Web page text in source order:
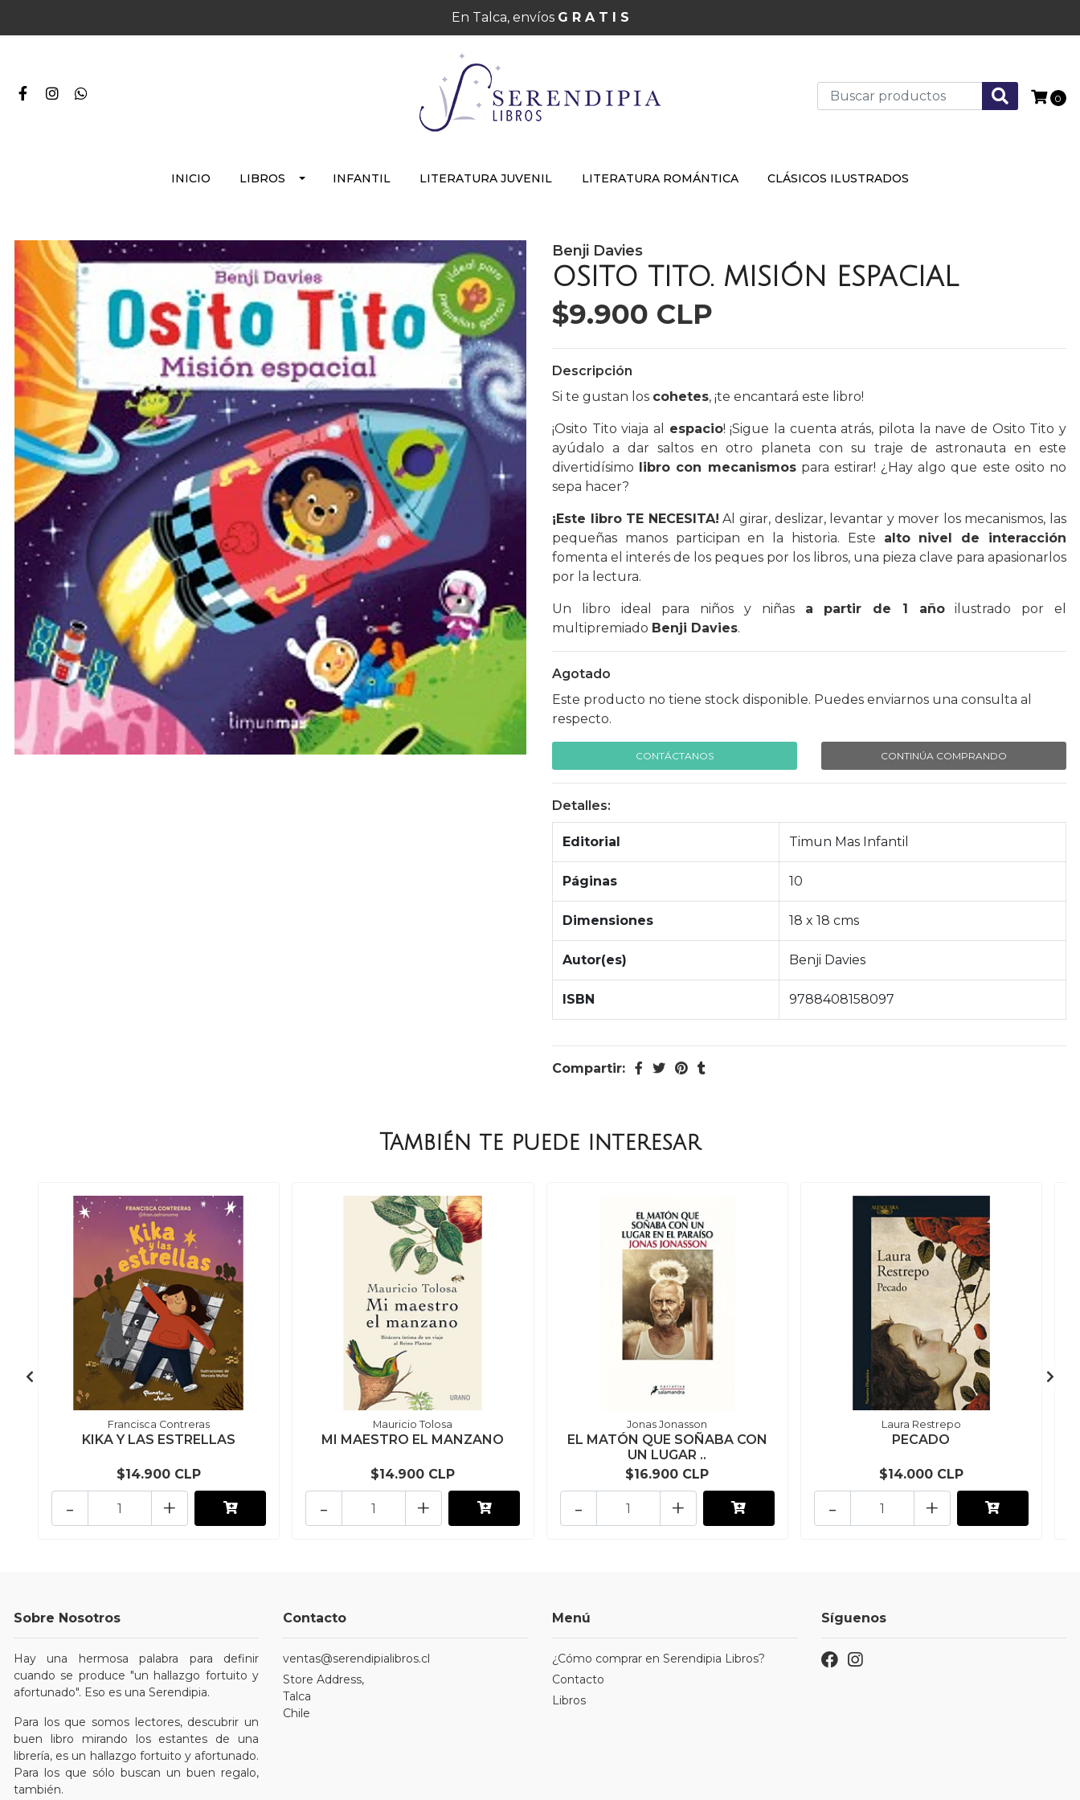
En Talca, envíos G R A T I S
0
INICIO LIBROS INFANTIL LITERATURA JUVENIL LITERATURA ROMÁNTICA CLÁSICOS ILUSTRADOS
Benji Davies
OSITO TITO. MISIÓN ESPACIAL
$9.900 CLP
Descripción
Si te gustan los cohetes, ¡te encantará este libro!
¡Osito Tito viaja al espacio! ¡Sigue la cuenta atrás, pilota la nave de Osito Tito y
ayúdalo a dar saltos en otro planeta con su traje de astronauta en este
divertidísimo libro con mecanismospara estirar! ¿Hay algo que este osito no
sepa hacer?
¡Este libro TE NECESITA! Al girar, deslizar, levantar y mover los mecanismos, las
pequeñas manos participan en la historia. Este alto nivel de interacción
fomenta el interés de los peques por los libros, una pieza clave para apasionarlos
por la lectura.
Un libro ideal para niños y niñas a partir de 1 añoilustrado por el
multipremiado Benji Davies.
Agotado
Este producto no tiene stock disponible. Puedes enviarnos una consulta al
respecto.
CONTÁCTANOS CONTINÚA COMPRANDO
Detalles:
Editorial Timun Mas Infantil
Páginas 10
Dimensiones 18 x 18 cms
Autor(es) Benji Davies
ISBN 9788408158097
Compartir:
También te puede interesar
Francisca Contreras
KIKA Y LAS ESTRELLAS
$14.900 CLP
- +
Mauricio Tolosa
MI MAESTRO EL MANZANO
$14.900 CLP
- +
Jonas Jonasson
EL MATÓN QUE SOÑABA CON
UN LUGAR ..
$16.900 CLP
- +
Laura Restrepo
PECADO
$14.000 CLP
- +
Sobre Nosotros
Hay una hermosa palabra para definir
cuando se produce "un hallazgo fortuito y
afortunado". Eso es una Serendipia.
Para los que somos lectores, descubrir un
buen libro mirando los estantes de una
librería, es un hallazgo fortuito y afortunado.
Para los que sólo buscan un buen regalo,
también.
Contacto
ventas@serendipialibros.cl
Store Address,
Talca
Chile
Menú
¿Cómo comprar en Serendipia Libros?
Contacto
Libros
Síguenos